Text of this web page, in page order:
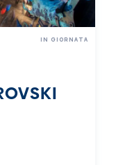
IN GIORNATA